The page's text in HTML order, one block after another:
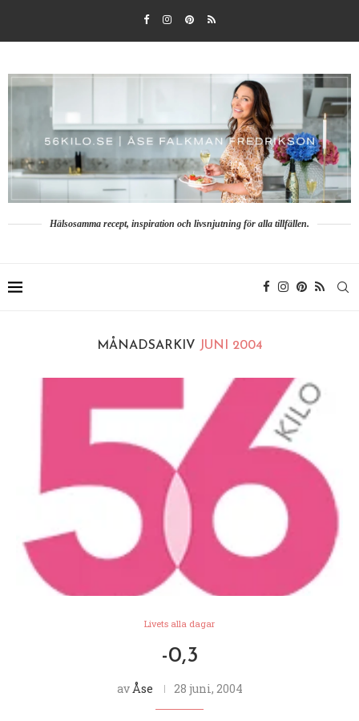
Hälsosamma recept, inspiration och livsnjutning för alla tillfällen.
MÅNADSARKIV JUNI 2004
Livets alla dagar
-0,3
av Åse 28 juni, 2004